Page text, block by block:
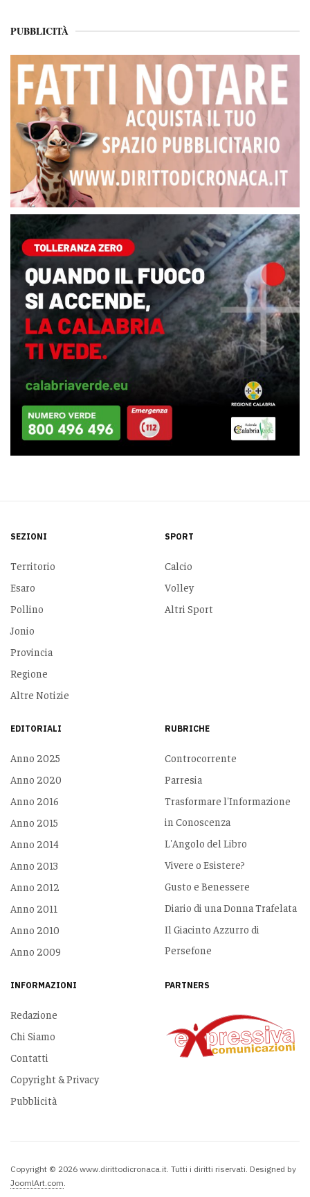
PUBBLICITÀ
SEZIONI
Territorio
Esaro
Pollino
Jonio
Provincia
Regione
Altre Notizie
SPORT
Calcio
Volley
Altri Sport
EDITORIALI
Anno 2025
Anno 2020
Anno 2016
Anno 2015
Anno 2014
Anno 2013
Anno 2012
Anno 2011
Anno 2010
Anno 2009
RUBRICHE
Controcorrente
Parresia
Trasformare l'Informazione
in Conoscenza
L'Angolo del Libro
Vivere o Esistere?
Gusto e Benessere
Diario di una Donna Trafelata
Il Giacinto Azzurro di
Persefone
INFORMAZIONI
Redazione
Chi Siamo
Contatti
Copyright & Privacy
Pubblicità
PARTNERS
Copyright © 2026 www.dirittodicronaca.it. Tutti i diritti riservati. Designed by
JoomlArt.com.